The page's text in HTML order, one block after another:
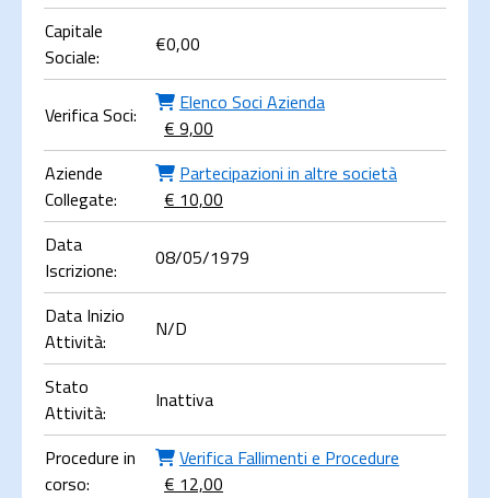
Capitale
Sociale:
€0,00
Verifica Soci:
Elenco Soci Azienda
€ 9,00
Aziende
Collegate:
Partecipazioni in altre società
€ 10,00
Data
Iscrizione:
08/05/1979
Data Inizio
Attività:
N/D
Stato
Attività:
Inattiva
Procedure in
corso:
Verifica Fallimenti e Procedure
€ 12,00